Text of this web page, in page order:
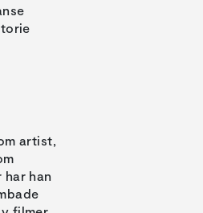
artist,
han